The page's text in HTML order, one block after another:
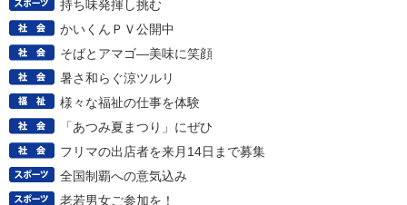
持ち味発揮し挑む
かいくんＰＶ公開中
そばとアマゴ―美味に笑顔
暑さ和らぐ涼ツルリ
様々な福祉の仕事を体験
「あつみ夏まつり」にぜひ
フリマの出店者を来月14日まで募集
全国制覇への意気込み
老若男女ご参加を！